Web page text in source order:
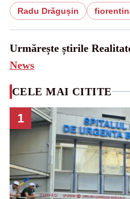
Radu Drăgușin
Urmărește știrile
News
CELE MAI CITITE
1